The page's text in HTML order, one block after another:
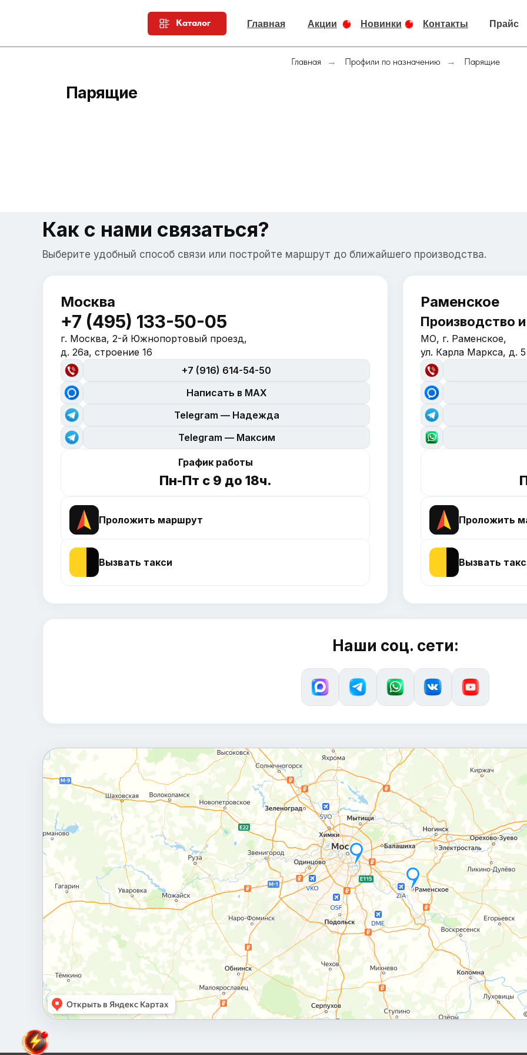
Акции
Каталог Главная Контакты
Новинки Прайс
Главная → Профили по назначению → Парящие
Парящие
Как с нами связаться?
Выберите удобный способ связи или постройте маршрут до ближайшего производства.
Москва
+7 (495) 133-50-05
г. Москва, 2-й Южнопортовый проезд,
д. 26а, строение 16
+7 (916) 614-54-50
Написать в MAX
Telegram — Надежда
Telegram — Максим
График работы
Пн-Пт с 9 до 18ч.
Проложить маршрут
Вызвать такси
Раменское
Производство
МО, г. Раменское,
ул. Карла Маркса, д. 5
Проложить
Вызвать
Наши соц. сети: